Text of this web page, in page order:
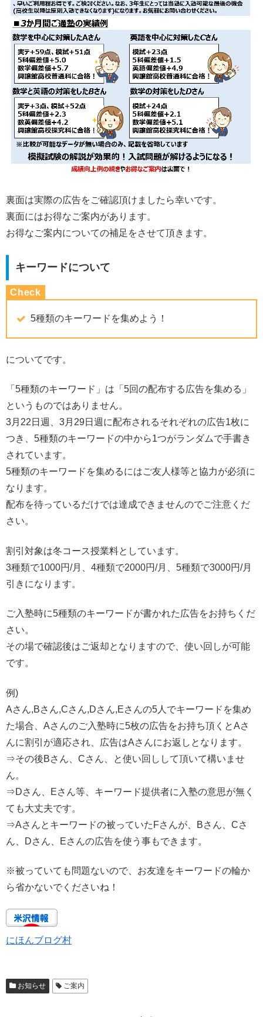
裏面は実際の広告をご確認頂けましたら幸いです。
裏面にはお得なご案内があります。
お得なご案内についての補足をさせて頂きます。
キーワードについて
5種類のキーワードを集めよう！
についてです。
「5種類のキーワード」は「5回の配布する広告を集める」
というものではありません。
3月22日週、3月29日週に配布されるそれぞれの広告1枚に
つき、5種類のキーワードの中から1つがランダムで手書き
されています。
5種類のキーワードを集めるにはご友人様等と協力が必須に
なります。
配布を待っているだけでは達成できませんのでご注意くだ
さい。
割引対象は冬コース授業料としています。
3種類で1000円/月、4種類で2000円/月、5種類で3000円/月
引きになります。
ご入塾時に5種類のキーワードが書かれた広告をお持ちくだ
さい。
その場で確認後はご返却となりますので、使い回しが可能
です。
例)
Aさん,Bさん,Cさん,Dさん,Eさんの5人でキーワードを集め
た場合、Aさんのご入塾時に5枚の広告をお持ち頂くとAさ
んに割引が適応され、広告はAさんにお返しとなります。
⇒その後Bさん、Cさん、と使い回しして頂いて構いませ
ん。
⇒Dさん、Eさん等、キーワード提供者に入塾の意思が無く
ても大丈夫です。
⇒Aさんとキーワードの被っていたFさんが、Bさん、Cさ
ん、Dさん、Eさんの広告を使う事もできます。
※被っていても問題ないので、お友達をキーワードの輪か
ら省かないでくださいね！
にほんブログ村
お知らせ ご案内